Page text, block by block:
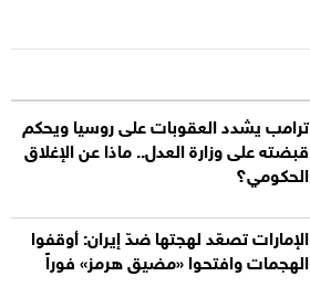
ترامب يشدد العقوبات على روسيا ويحكم
قبضته على وزارة العدل.. ماذا عن الإغلاق
الحكومي؟
الإمارات تصعّد لهجتها ضدّ إيران: أوقفوا
الهجمات وافتحوا «مضيق هرمز» فوراً